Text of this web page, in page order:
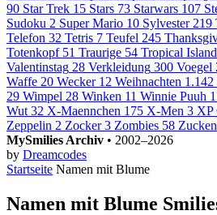
90 Star Trek 15 Stars 73 Starwars 107
Sudoku 2 Super Mario 10 Sylvester 219
Telefon 32 Tetris 7 Teufel 245
Totenkopf 51 Traurige 54 Tropical Island
Valentinstag 28 Verkleidung 300 Voegel
Waffe 20 Wecker 12 Weihnachten 1.142
29 Wimpel 28 Winken 11 Winnie Puuh
Wut 32 X-Maennchen 175 X-Men 3 XP
Zeppelin 2 Zocker 3 Zombies 58 Zucken
MySmilies Archiv • 2002–2026
by Dreamcodes
Startseite Namen mit Blume
Namen mit Blume